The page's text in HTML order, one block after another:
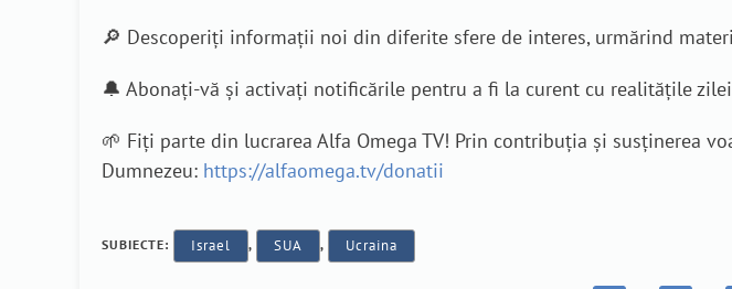
🔎 Descoperiți informații noi din diferite sfere de interes, urmărind
🔔 Abonați-vă și activați notificările pentru a fi la curent cu realitățile
🌱 Fiți parte din lucrarea Alfa Omega TV! Prin contribuția și susținerea
Dumnezeu: https://alfaomega.tv/donatii
SUBIECTE: Israel , SUA , Ucraina